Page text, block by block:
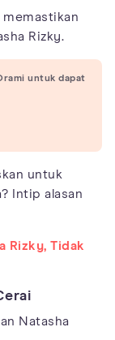
memastikan
Rizky.
untuk dapat
untuk
Intip alasan
Rizky, Tidak
Natasha